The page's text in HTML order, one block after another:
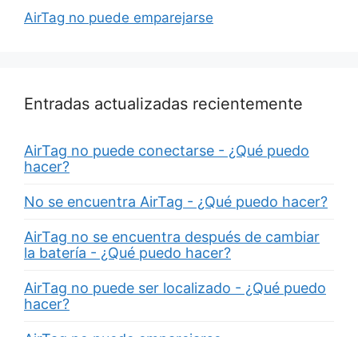
AirTag no puede emparejarse
Entradas actualizadas recientemente
AirTag no puede conectarse - ¿Qué puedo
hacer?
No se encuentra AirTag - ¿Qué puedo hacer?
AirTag no se encuentra después de cambiar
la batería - ¿Qué puedo hacer?
AirTag no puede ser localizado - ¿Qué puedo
hacer?